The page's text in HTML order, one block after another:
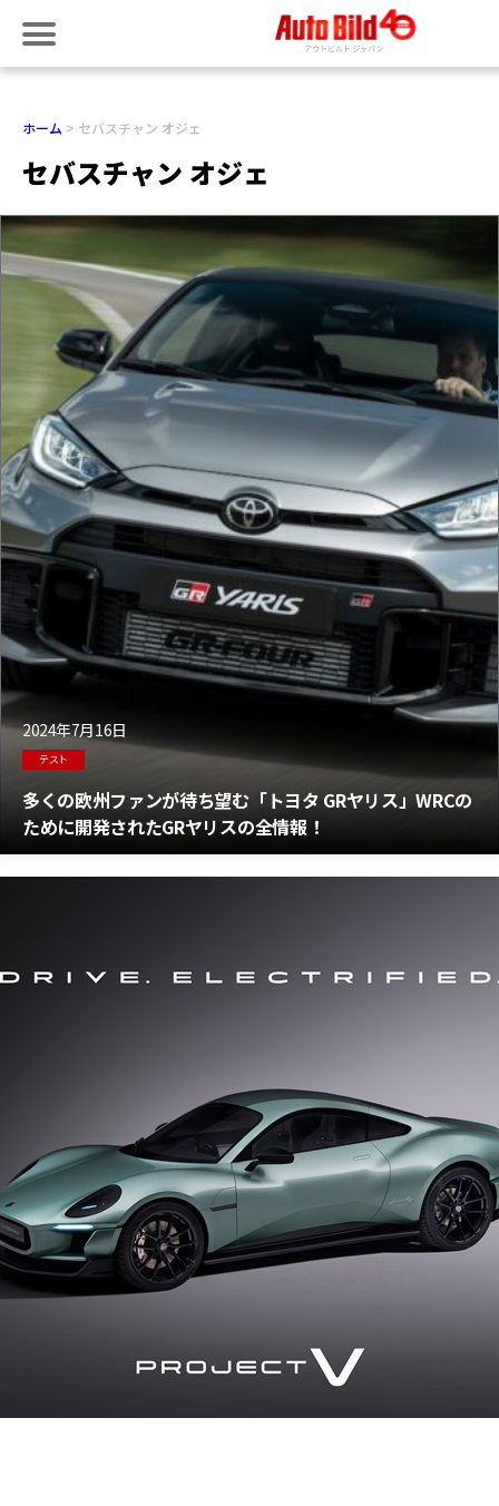
ホーム セバスチャン オジェ
セバスチャン オジェ
2024年7月16日
テスト
多くの欧州ファンが待ち望む「トヨタ GRヤリス」WRCの
ために開発されたGRヤリスの全情報！